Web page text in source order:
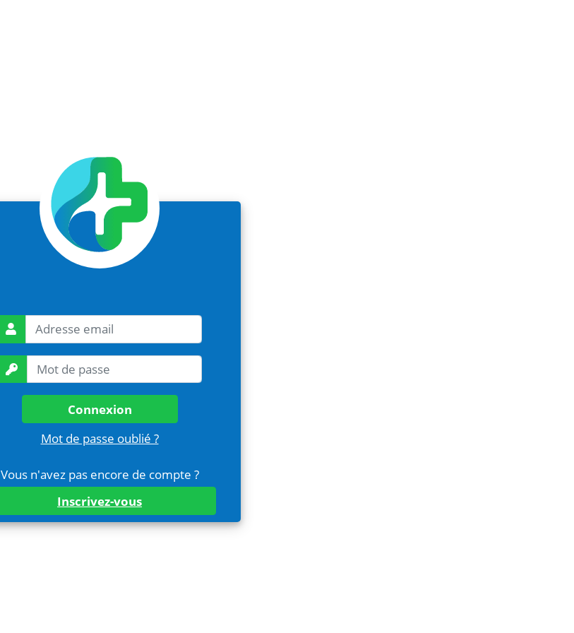
Connexion
Mot de passe oublié ?
Vous n'avez pas encore de compte ?
Inscrivez-vous